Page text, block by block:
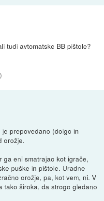
tudi avtomatske BB pištole?
)
prepovedano (dolgo in
orožje.
ga eni smatrajao kot igrače,
puške in pištole. Uradne
orožje, pa, kot vem, ni. V
tako široka, da strogo gledano